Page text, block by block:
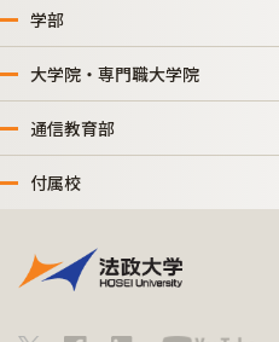
学部
大学院・専門職大学院
通信教育部
付属校